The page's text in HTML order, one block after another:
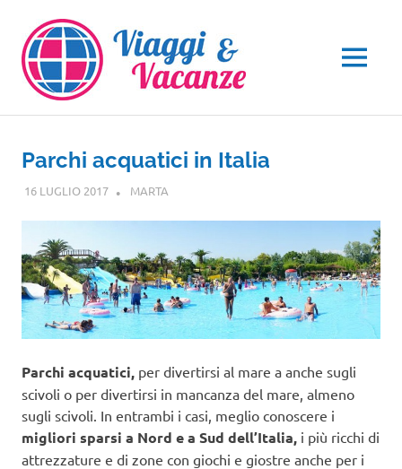
contenuto
MENU
Parchi acquatici in Italia
16 LUGLIO 2017 MARTA
Parchi acquatici, per divertirsi al mare a anche sugli
scivoli o per divertirsi in mancanza del mare, almeno
sugli scivoli. In entrambi i casi, meglio conoscere i
migliori sparsi a Nord e a Sud dell’Italia, i più ricchi di
attrezzature e di zone con giochi e giostre anche per i